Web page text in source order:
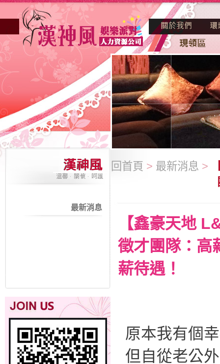
最新消息
回首頁 > 最新消息 >
【鑫豪天地
徵才團隊：高
薪待遇！
原本我有個
但自從老公